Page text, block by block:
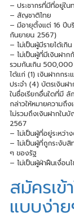
– ประชากรที่มีที่อยู่ใน
– สัญชาติไทย
– มีอายุตั้งแต่ 16 ปีบ
กันยายน 2567)
– ไม่เป็นผู้มีรายได้เ
– ไม่เป็นผู้ที่มีเงินฝาก
รวมกันเกิน 500,000
ได้แก่ (1) เงินฝากกร
ประจำ (4) บัตรเงินฝ
ในชื่อเรียกอื่นใดที่มี
กล่าวให้หมายความถึง
ไม่รวมถึงเงินฝากใน
2567
– ไม่เป็นผู้ที่อยู่ระหว่า
– ไม่เป็นผู้ที่ถูกระงับสิ
ๆ ของรัฐ
– ไม่เป็นผู้ฝ่าฝืนเงื่อน
สมัครเข้
แบบง่า